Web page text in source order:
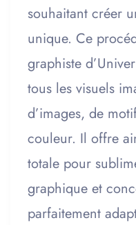
souhaitant créer
unique. Ce
graphiste
tous les visuels
d’images, de
couleur. Il offre
totale pour
graphique et
parfaitement